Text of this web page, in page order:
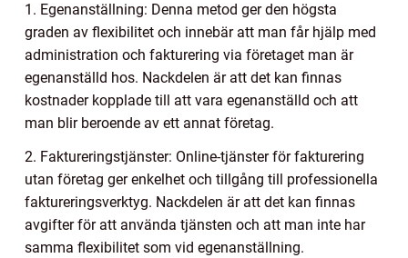
1. Egenanställning: Denna metod ger den högsta
graden av flexibilitet och innebär att man får hjälp med
administration och fakturering via företaget man är
egenanställd hos. Nackdelen är att det kan finnas
kostnader kopplade till att vara egenanställd och att
man blir beroende av ett annat företag.
2. Faktureringstjänster: Online-tjänster för fakturering
utan företag ger enkelhet och tillgång till professionella
faktureringsverktyg. Nackdelen är att det kan finnas
avgifter för att använda tjänsten och att man inte har
samma flexibilitet som vid egenanställning.